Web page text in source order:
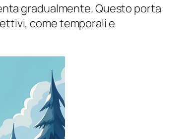
gradualmente. Questo porta
come temporali e